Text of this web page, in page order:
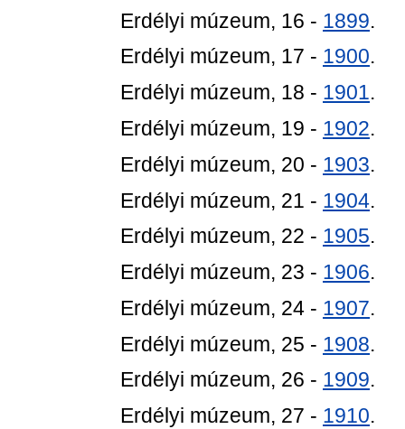
Erdélyi múzeum, 16 - 1899.
Erdélyi múzeum, 17 - 1900.
Erdélyi múzeum, 18 - 1901.
Erdélyi múzeum, 19 - 1902.
Erdélyi múzeum, 20 - 1903.
Erdélyi múzeum, 21 - 1904.
Erdélyi múzeum, 22 - 1905.
Erdélyi múzeum, 23 - 1906.
Erdélyi múzeum, 24 - 1907.
Erdélyi múzeum, 25 - 1908.
Erdélyi múzeum, 26 - 1909.
Erdélyi múzeum, 27 - 1910.